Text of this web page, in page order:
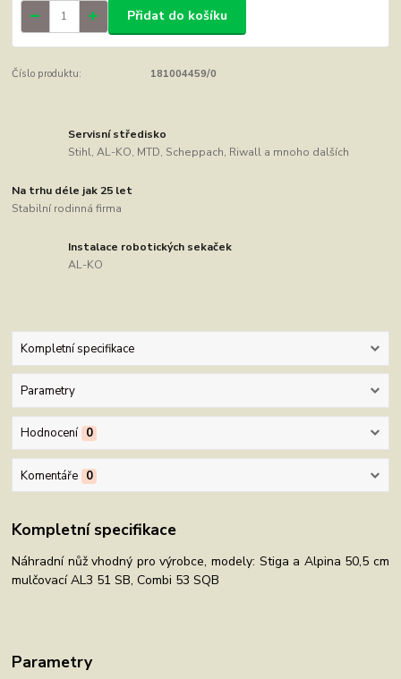
Přidat do košíku
Číslo produktu: 181004459/0
Servisní středisko
Stihl, AL-KO, MTD, Scheppach, Riwall a mnoho dalších
Na trhu déle jak 25 let
Stabilní rodinná firma
Instalace robotických sekaček
AL-KO
Kompletní specifikace
Parametry
Hodnocení 0
Komentáře 0
Kompletní specifikace
Náhradní nůž vhodný pro výrobce, modely: Stiga a Alpina 50,5 cm
mulčovací AL3 51 SB, Combi 53 SQB
Parametry